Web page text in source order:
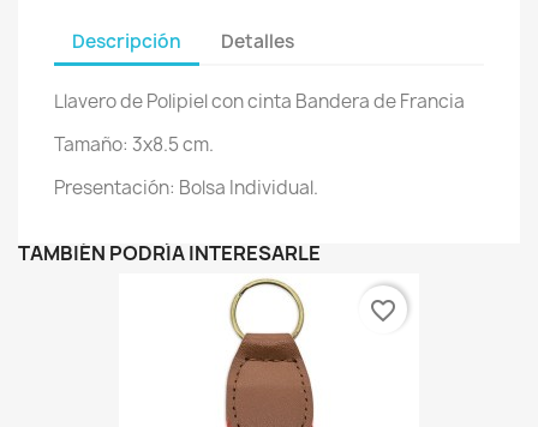
Descripción Detalles
Llavero de Polipiel con cinta Bandera de Francia
Tamaño: 3x8.5 cm.
Presentación: Bolsa Individual.
TAMBIÉN PODRÍA INTERESARLE
favorite_border